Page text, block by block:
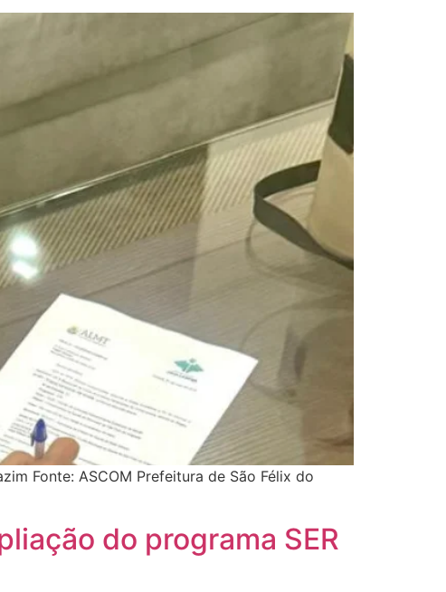
Fonte: ASCOM Prefeitura de São Félix do
do programa SER